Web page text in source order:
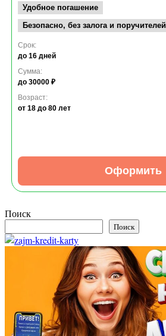
Удобное погашение
Безопасно, без залога и поручителей
Срок:
до 16 дней
Сумма:
до 30000 ₽
Возраст:
от 18 до 80 лет
Оформить
Поиск
Поиск